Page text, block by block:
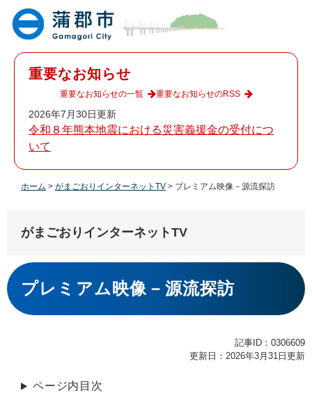
重要なお知らせ
2026年7月30日更新
令和８年熊本地震における災害義援金の受付につ
いて
重要なお知らせの一覧 重要なお知らせのRSS
ホーム > がまごおりインターネットTV > プレミアム映像－源流探訪
がまごおりインターネットTV
本
文
プレミアム映像－源流探訪
記事ID：0306609
更新日：2026年3月31日更新
ページ内目次